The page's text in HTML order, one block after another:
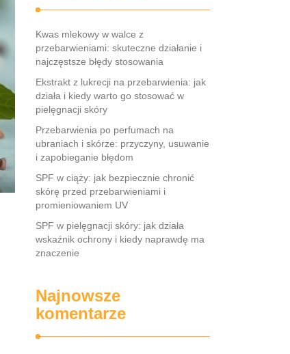
Kwas mlekowy w walce z
przebarwieniami: skuteczne działanie i
najczęstsze błędy stosowania
Ekstrakt z lukrecji na przebarwienia: jak
działa i kiedy warto go stosować w
pielęgnacji skóry
Przebarwienia po perfumach na
ubraniach i skórze: przyczyny, usuwanie
i zapobieganie błędom
SPF w ciąży: jak bezpiecznie chronić
skórę przed przebarwieniami i
promieniowaniem UV
SPF w pielęgnacji skóry: jak działa
wskaźnik ochrony i kiedy naprawdę ma
znaczenie
Najnowsze
komentarze